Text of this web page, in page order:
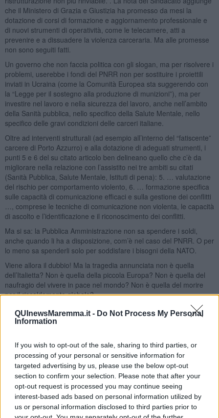
QUInewsMaremma.it - Do Not Process My Personal
Information
If you wish to opt-out of the sale, sharing to third parties, or
processing of your personal or sensitive information for
targeted advertising by us, please use the below opt-out
section to confirm your selection. Please note that after your
opt-out request is processed you may continue seeing
interest-based ads based on personal information utilized by
us or personal information disclosed to third parties prior to
che il Ministero di Grazia e Giustizia ha promesso da mesi la
dotazione di corsi di formazione e aggiornamento professionale e
di nuovi strumenti di operatività, come le telecamere, atti a
prevenire e a dissuadere la violenza carceraria. Ma alle promesse
non sono seguiti fatti.
Un governo che non faccia politica con gli slogan, ma per risolvere i
problemi, userebbe i fondi del PNRR non per sostituire i proiettili
inviati in Ucraina (come la Comunità Europea sta suggerendo con
la “Legge per il sostegno alla produzione di munizioni”), ma per
investire nel lavoro e nella sicurezza del lavoro, anche nell’ambito
della Sanità pubblica, nello specifico della Salute Mentale, nello
specifico delle gravi condizioni delle carceri italiane.
Oltre ad interventi strutturali (ad esempio all’interno del “fatiscente”
carcere di Porto Azzurro) e alla dotazione di adeguati strumenti, i
punti 5 e 6 del su citato articolo ben delineano quello che c’è da
migliorare nella relazione con l’assistito nei tre ambiti su citati
(Sanità Pubblica, Salute Mentale, Istituti di pena): 5. … valutazione
del rischio per comportamento violento, 6. … formazione specifica
sulle capacità di comunicazione efficaci e sulla gestione dei conflitti
…, comprese le tecniche di comunicazione non violenta, le capacità
di ascolto e l’identificazione e il riconoscimento dei conflitti.
Ma si sa: la Pubblica Amministrazione non sa spendere i soldi,
anche quando li ha a disposizione, com’è nel caso del PNRR. O per
lo meno sa spenderli solo per soddisfare i bisogni della NATO.
Viene allora il dubbio! Ma la tragedia annunciata non è quella
dell’Italietta? Non è quella della piccola Europa? Non è quella del
naufragio del vivere in pace nel mondo? Non è quella del morire
per il riscaldamento globale?
Adolfo Santoro
Se vuoi leggere le notizie principali della Toscana iscriviti alla
Newsletter QUInews - ToscanaMedia.Arriva gratis tutti i giorni
alle 20:00 direttamente nella tua casella di posta.
Basta cliccareQUI